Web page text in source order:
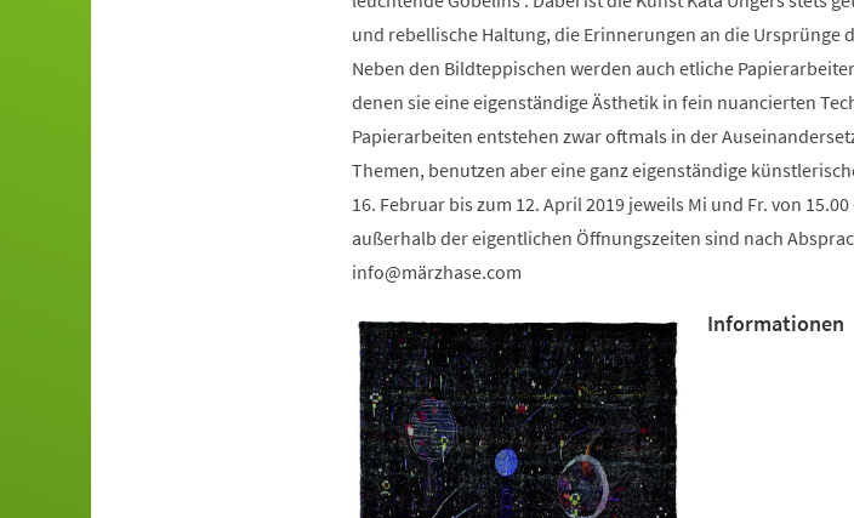
und rebellische Haltung, die Erinnerungen an die Ursprünge
Neben den Bildteppischen werden auch etliche
denen sie eine eigenständige Ästhetik in fein nuancierten
Papierarbeiten entstehen zwar oftmals in der
Themen, benutzen aber eine ganz eigenständige
16. Februar bis zum 12. April 2019 jeweils Mi und Fr. von
außerhalb der eigentlichen Öffnungszeiten sind nach
info
märzhase com
Informationen